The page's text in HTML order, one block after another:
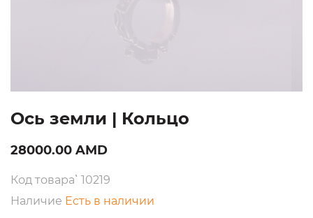
Ось земли | Кольцо
28000.00 AMD
Код товара՝ 10219
Наличие Есть в наличии